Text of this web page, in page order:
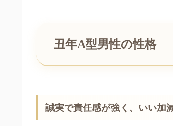
丑年A型男性の性格
誠実で責任感が強く、いい加